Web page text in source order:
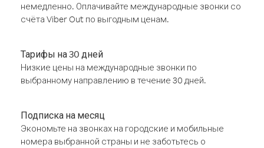
немедленно. Оплачивайте международные звонки со
счёта Viber Out по выгодным ценам.
Тарифы на 30 дней
Низкие цены на международные звонки по
выбранному направлению в течение 30 дней.
Подписка на месяц
Экономьте на звонках на городские и мобильные
номера выбранной страны и не заботьтесь о